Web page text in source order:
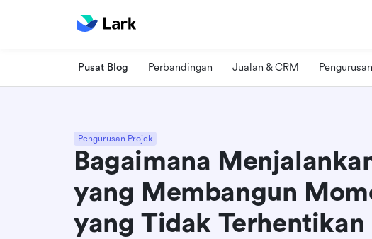
Pusat Blog Perbandingan Jualan & CRM
Pengurusan Projek
Bagaimana
yang Membangun
yang Tidak Terhentikan